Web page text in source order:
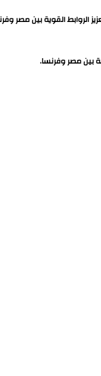
القوية بين مصر
بين مصر وفرنسا.